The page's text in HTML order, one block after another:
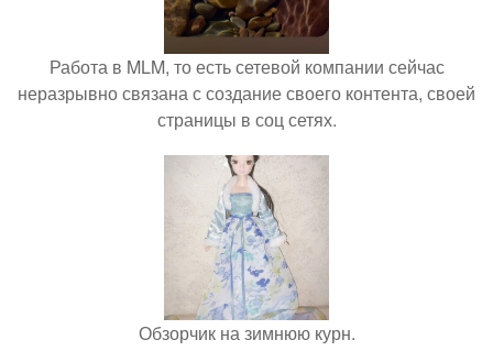
Работа в MLM, то есть сетевой компании сейчас
неразрывно связана с создание своего контента, своей
страницы в соц сетях.
Обзорчик на зимнюю курн.